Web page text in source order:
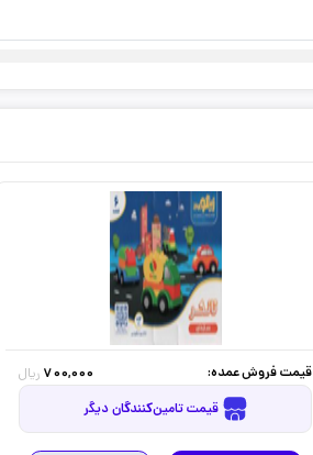
قیمت فروش عمده: 700,000 ریال
قیمت تامین‌کنندگان دیگر